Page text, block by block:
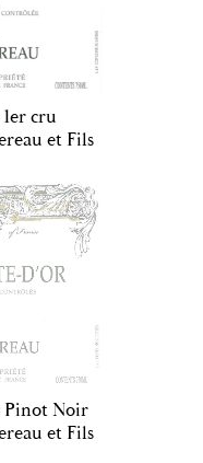
cru
et Fils
Pinot Noir
et Fils